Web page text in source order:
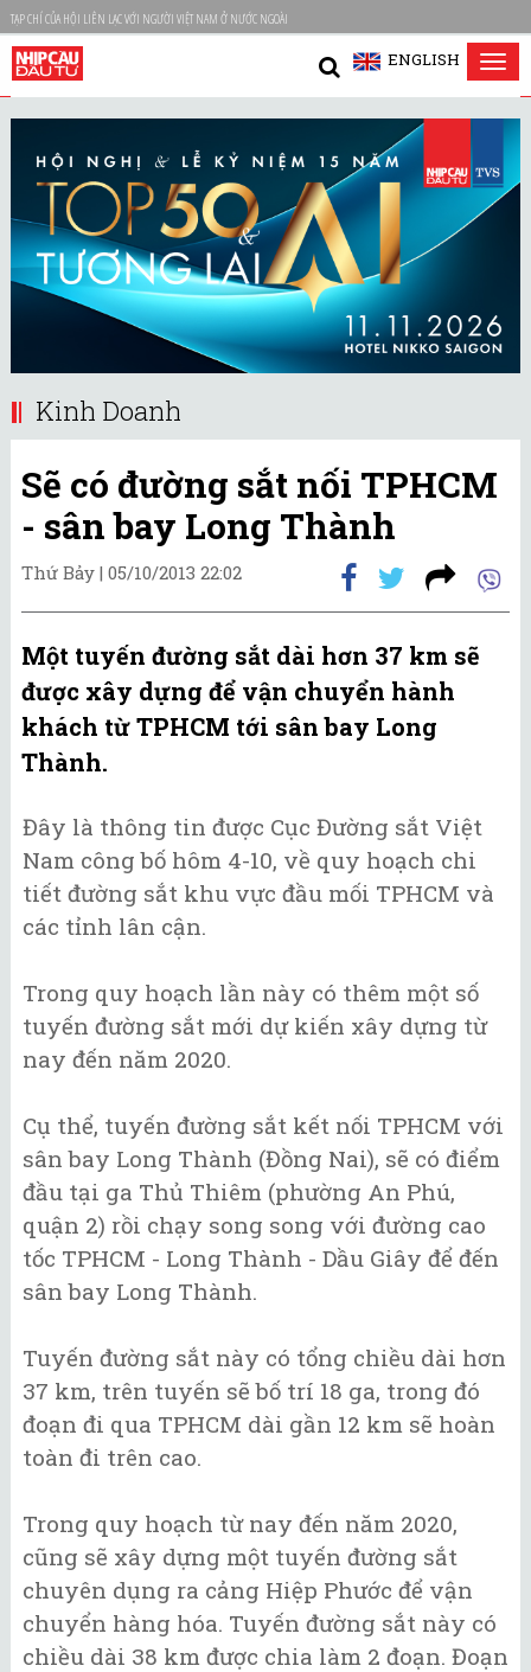
TẠP CHÍ CỦA HỘI LIÊN LẠC VỚI NGƯỜI VIỆT NAM Ở NƯỚC NGOÀI
ENGLISH
Kinh Doanh
Sẽ có đường sắt nối TPHCM
- sân bay Long Thành
Thứ Bảy | 05/10/2013 22:02
Một tuyến đường sắt dài hơn 37 km sẽ
được xây dựng để vận chuyển hành
khách từ TPHCM tới sân bay Long
Thành.
Đây là thông tin được Cục Đường sắt Việt
Nam công bố hôm 4-10, về quy hoạch chi
tiết đường sắt khu vực đầu mối TPHCM và
các tỉnh lân cận.
Trong quy hoạch lần này có thêm một số
tuyến đường sắt mới dự kiến xây dựng từ
nay đến năm 2020.
Cụ thể, tuyến đường sắt kết nối TPHCM với
sân bay Long Thành (Đồng Nai), sẽ có điểm
đầu tại ga Thủ Thiêm (phường An Phú,
quận 2) rồi chạy song song với đường cao
tốc TPHCM - Long Thành - Dầu Giây để đến
sân bay Long Thành.
Tuyến đường sắt này có tổng chiều dài hơn
37 km, trên tuyến sẽ bố trí 18 ga, trong đó
đoạn đi qua TPHCM dài gần 12 km sẽ hoàn
toàn đi trên cao.
Trong quy hoạch từ nay đến năm 2020,
cũng sẽ xây dựng một tuyến đường sắt
chuyên dụng ra cảng Hiệp Phước để vận
chuyển hàng hóa. Tuyến đường sắt này có
chiều dài 38 km được chia làm 2 đoạn. Đoạn